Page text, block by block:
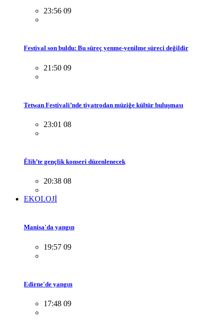
23:56 09
Festival son buldu: Bu süreç yenme-yenilme süreci değildir
21:50 09
Tetwan Festivali’nde tiyatrodan müziğe kültür buluşması
23:01 08
Êlih’te gençlik konseri düzenlenecek
20:38 08
EKOLOJİ
Manisa'da yangın
19:57 09
Edirne'de yangın
17:48 09